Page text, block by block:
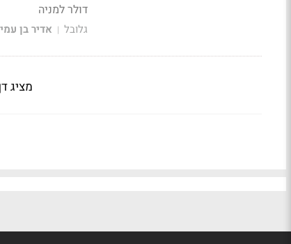
דולר למניה
גלובל | אדיר בן עמי
מציג דף 1